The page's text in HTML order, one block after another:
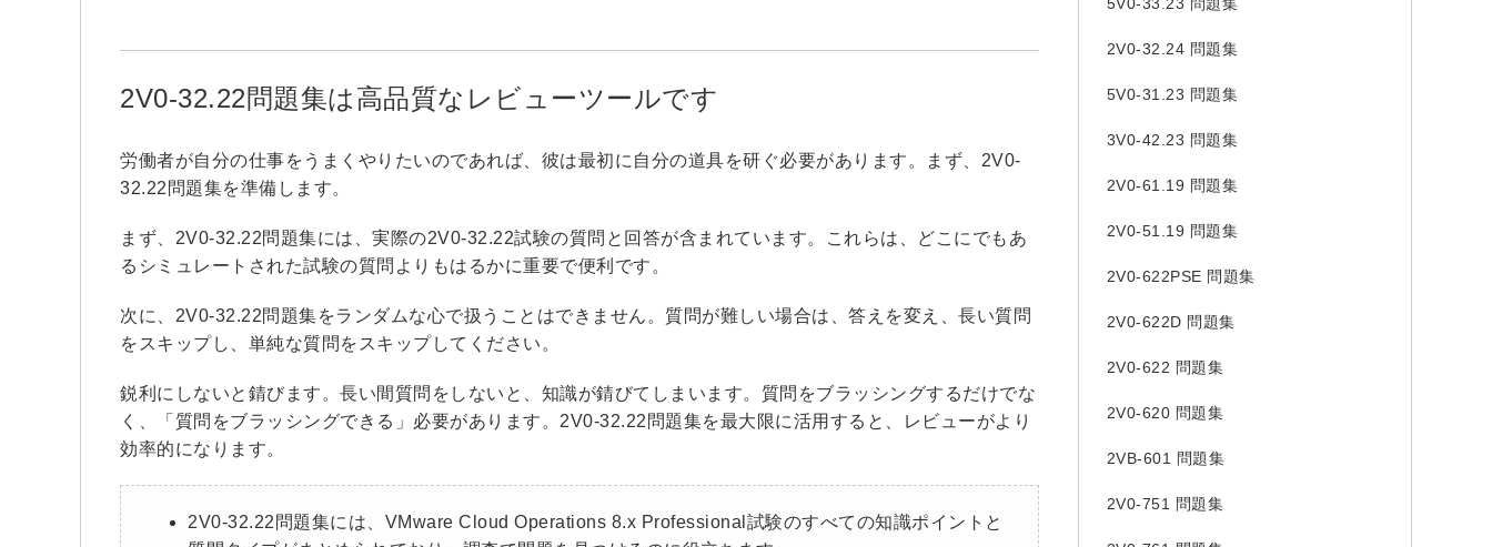
2V0-32.22問題集は高品質なレビューツールです
労働者が自分の仕事をうまくやりたいのであれば、彼は最初に自分の道具を研ぐ必要があります。まず、2V0-
32.22問題集を準備します。
まず、2V0-32.22問題集には、実際の2V0-32.22試験の質問と回答が含まれています。これらは、どこにでもあ
るシミュレートされた試験の質問よりもはるかに重要で便利です。
次に、2V0-32.22問題集をランダムな心で扱うことはできません。質問が難しい場合は、答えを変え、長い質問
をスキップし、単純な質問をスキップしてください。
鋭利にしないと錆びます。長い間質問をしないと、知識が錆びてしまいます。質問をブラッシングするだけでな
く、「質問をブラッシングできる」必要があります。2V0-32.22問題集を最大限に活用すると、レビューがより
効率的になります。
2V0-32.22問題集には、VMware Cloud Operations 8.x Professional試験のすべての知識ポイントと
2V0-32.24 問題集
5V0-31.23 問題集
3V0-42.23 問題集
2V0-61.19 問題集
2V0-51.19 問題集
2V0-622PSE 問題集
2V0-622D 問題集
2V0-622 問題集
2V0-620 問題集
2VB-601 問題集
2V0-751 問題集